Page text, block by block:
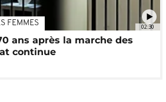
02:30
FEMMES
ans après la marche des
continue